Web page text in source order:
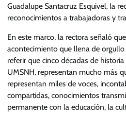
Guadalupe Santacruz Esquivel, la
reconocimientos a trabajadoras y
En este marco, la rectora señaló
acontecimiento que llena de orgullo
referir que cinco décadas de
UMSNH, representan mucho más
representan miles de voces,
compartidas, conocimientos
permanente con la educación, la